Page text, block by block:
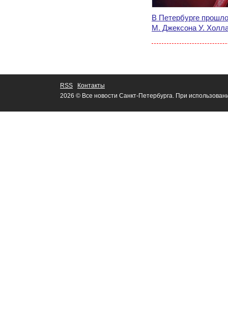
В Петербурге
М. Джексона У.
RSS
Контакты
2026 © Все новости Санкт-Петербурга. При